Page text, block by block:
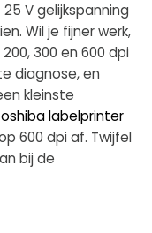
V gelijkspanning
Wil je fijner werk,
200, 300 en 600 dpi
diagnose, en
kleinste
labelprinter
600 dpi af. Twijfel
bij de